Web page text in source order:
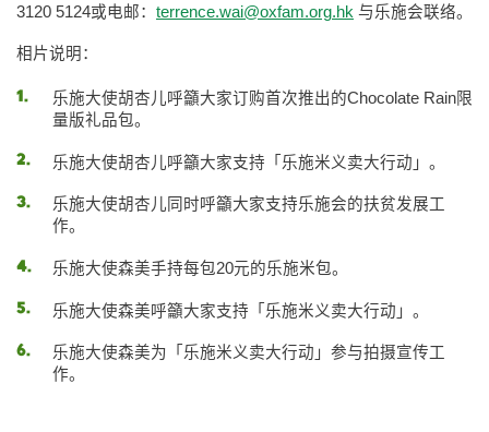
3120 5124或电邮： terrence.wai@oxfam.org.hk 与乐施会联络。
相片说明：
乐施大使胡杏儿呼籲大家订购首次推出的Chocolate Rain限
量版礼品包。
乐施大使胡杏儿呼籲大家支持「乐施米义卖大行动」。
乐施大使胡杏儿同时呼籲大家支持乐施会的扶贫发展工
作。
乐施大使森美手持每包20元的乐施米包。
乐施大使森美呼籲大家支持「乐施米义卖大行动」。
乐施大使森美为「乐施米义卖大行动」参与拍摄宣传工
作。